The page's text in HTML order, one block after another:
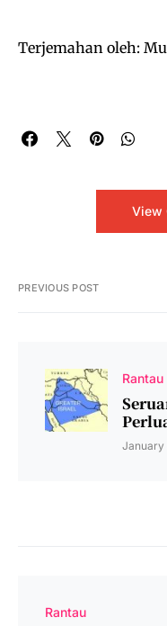
Terjemahan oleh:
View
PREVIOUS POST
Rantau
January
Rantau